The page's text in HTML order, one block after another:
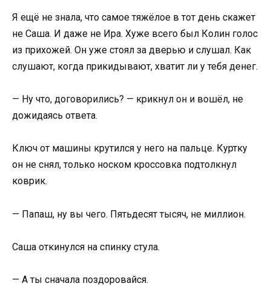
Я ещё не знала, что самое тяжёлое в тот день скажет
не Саша. И даже не Ира. Хуже всего был Колин голос
из прихожей. Он уже стоял за дверью и слушал. Как
слушают, когда прикидывают, хватит ли у тебя денег.
— Ну что, договорились? — крикнул он и вошёл, не
дожидаясь ответа.
Ключ от машины крутился у него на пальце. Куртку
он не снял, только носком кроссовка подтолкнул
коврик.
— Папаш, ну вы чего. Пятьдесят тысяч, не миллион.
Саша откинулся на спинку стула.
— А ты сначала поздоровайся.